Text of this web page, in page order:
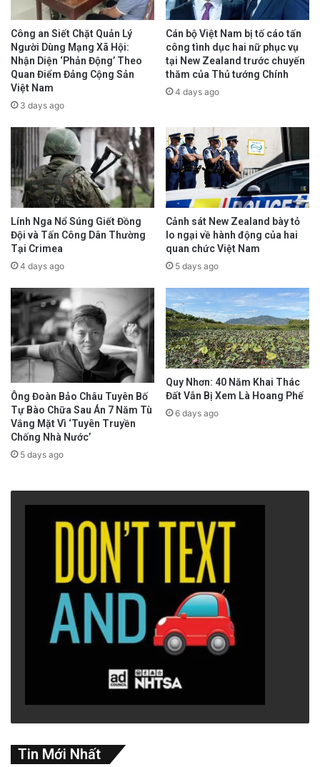
Công an Siết Chặt Quản Lý
Người Dùng Mạng Xã Hội:
Nhận Diện ‘Phản Động’ Theo
Quan Điểm Đảng Cộng Sản
Việt Nam
3 days ago
Cán bộ Việt Nam bị tố cáo tấn
công tình dục hai nữ phục vụ
tại New Zealand trước chuyến
thăm của Thủ tướng Chính
4 days ago
Lính Nga Nổ Súng Giết Đồng
Đội và Tấn Công Dân Thường
Tại Crimea
4 days ago
Cảnh sát New Zealand bày tỏ
lo ngại về hành động của hai
quan chức Việt Nam
5 days ago
Ông Đoàn Bảo Châu Tuyên Bố
Tự Bào Chữa Sau Án 7 Năm Tù
Vắng Mặt Vì ‘Tuyên Truyền
Chống Nhà Nước’
5 days ago
Quy Nhơn: 40 Năm Khai Thác
Đất Vẫn Bị Xem Là Hoang Phế
6 days ago
Tin Mới Nhất